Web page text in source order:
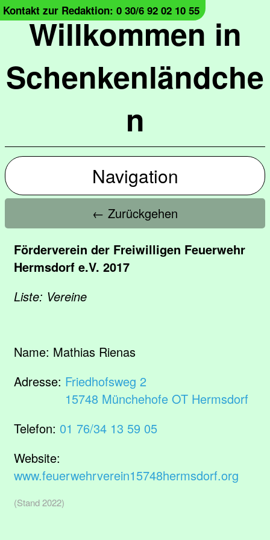
Willkommen in
Schenkenländche
n
Kontakt zur Redaktion: 0 30/6 92 02 10 55
Navigation
← Zurückgehen
Förderverein der Freiwilligen Feuerwehr
Hermsdorf e.V. 2017
Liste: Vereine
Name: Mathias Rienas
Adresse: Friedhofsweg 2
15748 Münchehofe OT Hermsdorf
Telefon: 01 76/34 13 59 05
Website:
www.feuerwehrverein15748hermsdorf.org
(Stand 2022)